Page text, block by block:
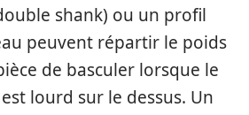
shank) ou un profil
peuvent répartir le poids
de basculer lorsque le
lourd sur le dessus. Un